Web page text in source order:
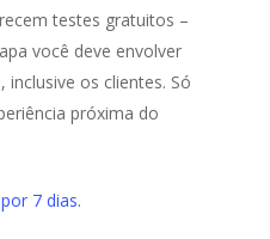
testes gratuitos –
você deve envolver
os clientes. Só
próxima do
7 dias.